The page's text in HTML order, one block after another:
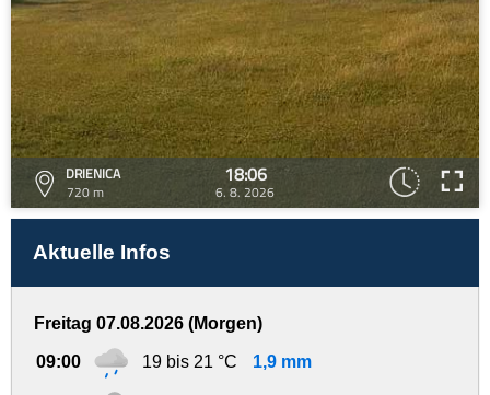
DRIENICA
720 m
18:06
6. 8. 2026
Aktuelle Infos
Freitag 07.08.2026 (Morgen)
09:00 19 bis 21 °C 1,9 mm